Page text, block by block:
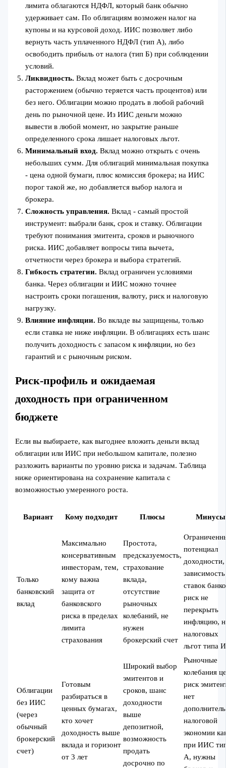
лимита облагаются НДФЛ, который банк обычно
удерживает сам. По облигациям возможен налог на
купоны и на курсовой доход. ИИС позволяет либо
вернуть часть уплаченного НДФЛ (тип А), либо
освободить прибыль от налога (тип Б) при соблюдении
условий.
Ликвидность. Вклад может быть с досрочным
расторжением (обычно теряется часть процентов) или
без него. Облигации можно продать в любой рабочий
день по рыночной цене. Из ИИС деньги можно
вывести в любой момент, но закрытие раньше
определенного срока лишает налоговых льгот.
Минимальный вход. Вклад можно открыть с очень
небольших сумм. Для облигаций минимальная покупка
- цена одной бумаги, плюс комиссия брокера; на ИИС
порог такой же, но добавляется выбор налога и
брокера.
Сложность управления. Вклад - самый простой
инструмент: выбрали банк, срок и ставку. Облигации
требуют понимания эмитента, сроков и рыночного
риска. ИИС добавляет вопросы типа вычета,
отчетности через брокера и выбора стратегий.
Гибкость стратегии. Вклад ограничен условиями
банка. Через облигации и ИИС можно точнее
настроить сроки погашения, валюту, риск и налоговую
нагрузку.
Влияние инфляции. Во вкладе вы защищены, только
если ставка не ниже инфляции. В облигациях есть шанс
получить доходность с запасом к инфляции, но без
гарантий и с рыночным риском.
Риск-профиль и ожидаемая
доходность при ограниченном
бюджете
Если вы выбираете, как выгоднее вложить деньги вклад
облигации или ИИС при небольшом капитале, полезно
разложить варианты по уровню риска и задачам. Таблица
ниже ориентирована на сохранение капитала с
возможностью умеренного роста.
Вариант Кому подходит Плюсы Минусы
Только
банковский
вклад
Максимально
консервативным
инвесторам, тем,
кому важна
защита от
банковского
риска в пределах
лимита
страхования
Простота,
предсказуемость,
страхование
вклада,
отсутствие
рыночных
колебаний, не
нужен
брокерский счет
потенциал
доходности,
ставок
риск не
перекрыть
инфляцию,
налоговых
льгот типа
Облигации
без ИИС
(через
обычный
брокерский
счет)
Готовым
разбираться в
ценных бумагах,
кто хочет
доходность выше
вклада и горизонт
от 3 лет
Широкий выбор
эмитентов и
сроков, шанс
доходности
выше
депозитной,
возможность
продать
досрочно по
Рыночные
колебания
риск
нет
налоговой
экономии
при ИИС
А, нужны